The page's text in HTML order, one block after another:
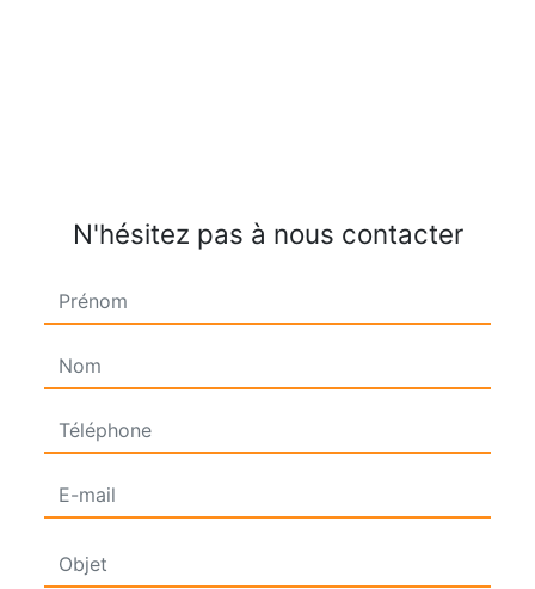
N'hésitez pas à nous contacter